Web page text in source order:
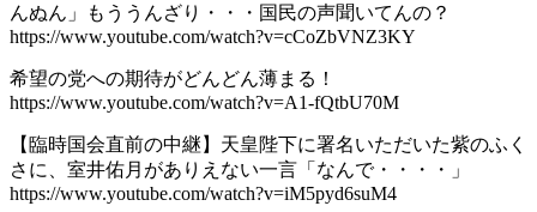
んぬん」もううんざり・・・国民の声聞いてんの？
https://www.youtube.com/watch?v=cCoZbVNZ3KY
希望の党への期待がどんどん薄まる！
https://www.youtube.com/watch?v=A1-fQtbU70M
【臨時国会直前の中継】天皇陛下に署名いただいた紫のふく
さに、室井佑月がありえない一言「なんで・・・・」
https://www.youtube.com/watch?v=iM5pyd6suM4